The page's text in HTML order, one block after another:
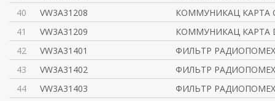
40
VW3A31208
КОММУНИКАЦ КАРТА
41
VW3A31209
КОММУНИКАЦ КАРТА
42
VW3A31401
ФИЛЬТР РАДИОПОМЕХ
43
VW3A31402
ФИЛЬТР РАДИОПОМЕХ
44
VW3A31403
ФИЛЬТР РАДИОПОМЕХ